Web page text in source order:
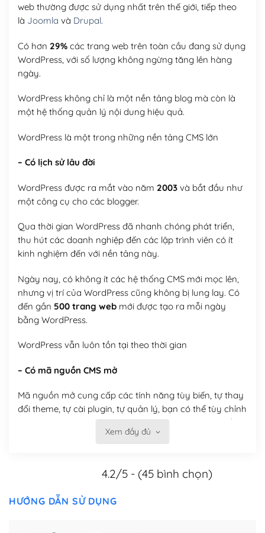
web thường được sử dụng nhất trên thế giới, tiếp theo
là Joomla và Drupal.
Có hơn 29%các trang web trên toàn cầu đang sử dụng
WordPress, với số lượng không ngừng tăng lên hàng
ngày.
WordPress không chỉ là một nền tảng blog mà còn là
một hệ thống quản lý nội dung hiệu quả.
WordPress là một trong những nền tảng CMS lớn
– Có lịch sử lâu đời
WordPress được ra mắt vào năm 2003và bắt đầu như
một công cụ cho các blogger.
Qua thời gian WordPress đã nhanh chóng phát triển,
thu hút các doanh nghiệp đến các lập trình viên có ít
kinh nghiệm đến với nền tảng này.
Ngày nay, có không ít các hệ thống CMS mới mọc lên,
nhưng vị trí của WordPress cũng không bị lung lay. Có
đến gần 500 trang webmới được tạo ra mỗi ngày
bằng WordPress.
WordPress vẫn luôn tồn tại theo thời gian
– Có mã nguồn CMS mở
Mã nguồn mở cung cấp các tính năng tùy biến, tự thay
đổi theme, tự cài plugin, tự quản lý, bạn có thể tùy chỉnh
nó theo ý bạn mà không phải sử dụng dịch vụ tại bất
Có thể tùy biến trên website WordPress
Xem đầy đủ
4.2/5 - (45 bình chọn)
HƯỚNG DẪN SỬ DỤNG